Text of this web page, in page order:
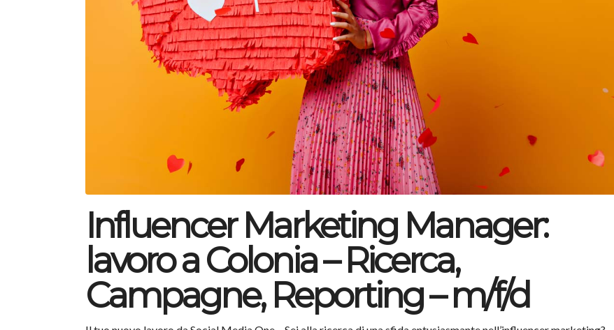
Influencer Marketing Manager:
lavoro a Colonia – Ricerca,
Campagne, Reporting – m/f/d